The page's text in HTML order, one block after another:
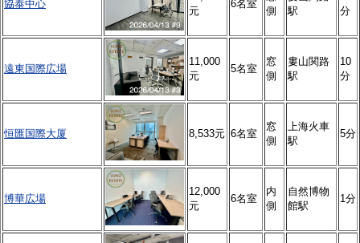
協泰中心
元
6名室
側
駅
分
遠東国際広場
11,000
元
5名室
窓
側
婁山関路
駅
10
分
恒匯国際大厦 8,533元 6名室
窓
側
上海火車
駅
5分
博華広場
12,000
元
6名室
内
側
自然博物
館駅
1分